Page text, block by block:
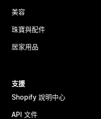
美容
珠寶與配件
居家用品
支援
Shopify 說明中心
API 文件